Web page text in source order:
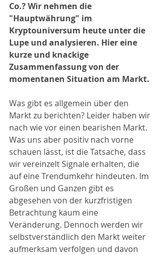
Co.? Wir nehmen die
"Hauptwährung" im
Kryptouniversum heute unter die
Lupe und analysieren. Hier eine
kurze und knackige
Zusammenfassung von der
momentanen Situation am Markt.
Was gibt es allgemein über den
Markt zu berichten? Leider haben wir
nach wie vor einen bearishen Markt.
Was uns aber positiv nach vorne
schauen lässt, ist die Tatsache, dass
wir vereinzelt Signale erhalten, die
auf eine Trendumkehr hindeuten. Im
Großen und Ganzen gibt es
abgesehen von der kurzfristigen
Betrachtung kaum eine
Veränderung. Dennoch werden wir
selbstverständlich den Markt weiter
aufmerksam verfolgen und davon